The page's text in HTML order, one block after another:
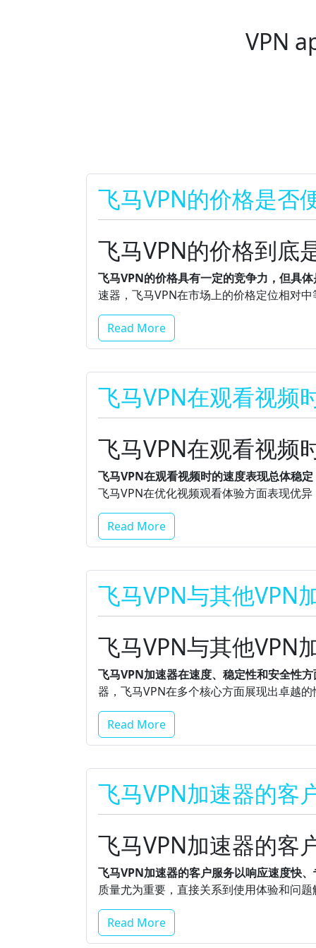
VPN
飞马VPN的价格是否
飞马VPN的价格到底
飞马VPN的价格具有一定的竞争力，但具
速器，飞马VPN在市场上的价格定位相对
Read More
飞马VPN在观看视频
飞马VPN在观看视频
飞马VPN在观看视频时的速度表现总体稳定
飞马VPN在优化视频观看体验方面表现优
Read More
飞马VPN与其他VPN
飞马VPN与其他VPN
飞马VPN加速器在速度、稳定性和安全性
器，飞马VPN在多个核心方面展现出卓越的
Read More
飞马VPN加速器的客
飞马VPN加速器的客
飞马VPN加速器的客户服务以响应速度快
质量尤为重要，直接关系到使用体验和问题
Read More